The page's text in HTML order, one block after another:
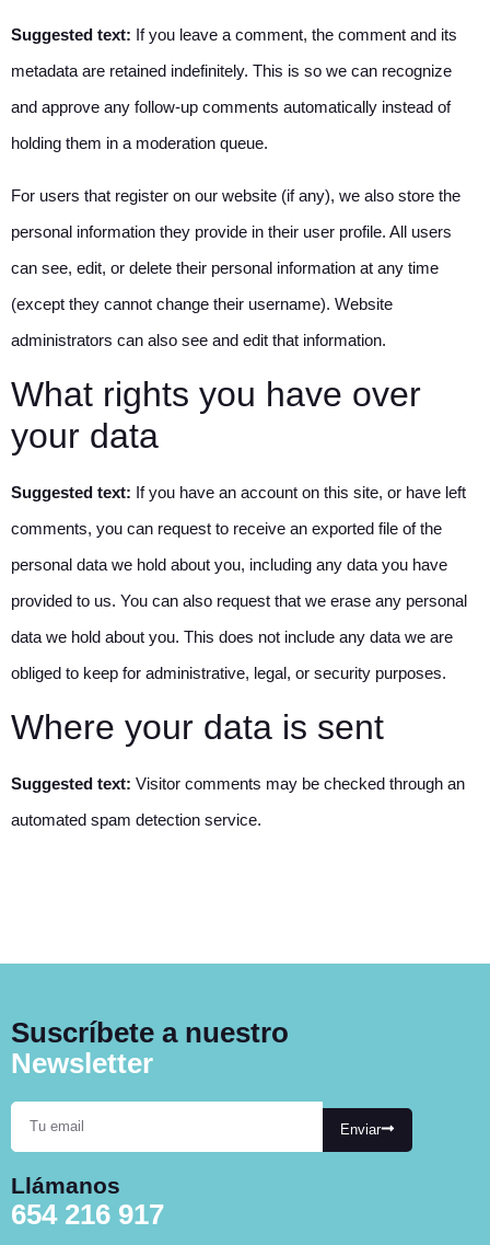
Suggested text: If you leave a comment, the comment and its
metadata are retained indefinitely. This is so we can recognize
and approve any follow-up comments automatically instead of
holding them in a moderation queue.
For users that register on our website (if any), we also store the
personal information they provide in their user profile. All users
can see, edit, or delete their personal information at any time
(except they cannot change their username). Website
administrators can also see and edit that information.
What rights you have over
your data
Suggested text: If you have an account on this site, or have left
comments, you can request to receive an exported file of the
personal data we hold about you, including any data you have
provided to us. You can also request that we erase any personal
data we hold about you. This does not include any data we are
obliged to keep for administrative, legal, or security purposes.
Where your data is sent
Suggested text: Visitor comments may be checked through an
automated spam detection service.
Suscríbete a nuestro
Newsletter
Enviar
Llámanos
654 216 917